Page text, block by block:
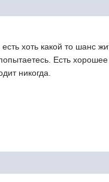
хоть какой то шанс
Есть
никогда.